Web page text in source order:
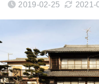
2019-02-25 2021-